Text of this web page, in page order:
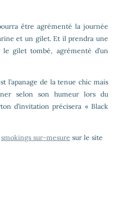
être agrémenté la journée
et un gilet. Et il prendra une
gilet tombé, agrémenté d’un
l’apanage de la tenue chic mais
selon son humeur lors du
d’invitation précisera « Black
smokings sur-mesure sur le site